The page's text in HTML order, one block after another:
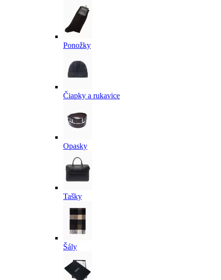
Ponožky
Čiapky a rukavice
Opasky
Tašky
Šály